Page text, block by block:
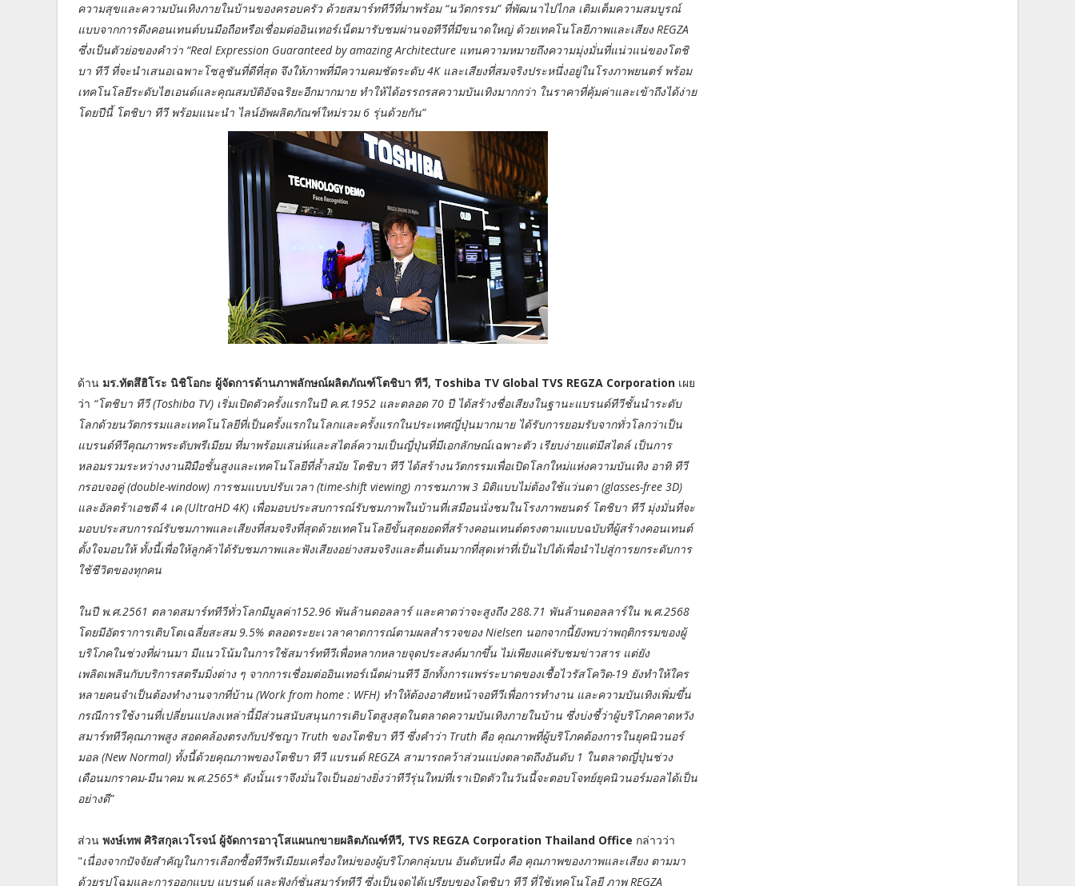
ความสุขและความบันเทิงภายในบ้านของครอบครัว ด้วยสมาร์ททีวีที่มาพร้อม “นวัตกรรม” ที่พัฒนาไปไกล เติมเต็มความสมบูรณ์
แบบจากการดึงคอนเทนต์บนมือถือหรือเชื่อมต่ออินเทอร์เน็ตมารับชมผ่านจอทีวีที่มีขนาดใหญ่ ด้วยเทคโนโลยีภาพและเสียง REGZA
ซึ่งเป็นตัวย่อของคำว่า “Real Expression Guaranteed by amazing Architecture แทนความหมายถึงความมุ่งมั่นที่แน่วแน่ของโตชิ
บา ทีวี ที่จะนำเสนอเฉพาะโซลูชันที่ดีที่สุด จึงให้ภาพที่มีความคมชัดระดับ 4K และเสียงที่สมจริงประหนึ่งอยู่ในโรงภาพยนตร์ พร้อม
เทคโนโลยีระดับไฮเอนด์และคุณสมบัติอัจฉริยะอีกมากมาย ทำให้ได้อรรถรสความบันเทิงมากกว่า ในราคาที่คุ้มค่าและเข้าถึงได้ง่าย
โดยปีนี้ โตชิบา ทีวี พร้อมแนะนำ ไลน์อัพผลิตภัณฑ์ใหม่รวม 6 รุ่นด้วยกัน”
ด้าน มร.ทัตสึฮิโระ นิชิโอกะ ผู้จัดการด้านภาพลักษณ์ผลิตภัณฑ์โตชิบา ทีวี, Toshiba TV Global TVS REGZA Corporation เผย
ว่า “โตชิบา ทีวี (Toshiba TV) เริ่มเปิดตัวครั้งแรกในปี ค.ศ.1952 และตลอด 70 ปี ได้สร้างชื่อเสียงในฐานะแบรนด์ทีวีชั้นนำระดับ
โลกด้วยนวัตกรรมและเทคโนโลยีที่เป็นครั้งแรกในโลกและครั้งแรกในประเทศญี่ปุ่นมากมาย ได้รับการยอมรับจากทั่วโลกว่าเป็น
แบรนด์ทีวีคุณภาพระดับพรีเมียม ที่มาพร้อมเสน่ห์และสไตล์ความเป็นญี่ปุ่นที่มีเอกลักษณ์เฉพาะตัว เรียบง่ายแต่มีสไตล์ เป็นการ
หลอมรวมระหว่างงานฝีมือชั้นสูงและเทคโนโลยีที่ล้ำสมัย โตชิบา ทีวี ได้สร้างนวัตกรรมเพื่อเปิดโลกใหม่แห่งความบันเทิง อาทิ ทีวี
กรอบจอคู่ (double-window) การชมแบบปรับเวลา (time-shift viewing) การชมภาพ 3 มิติแบบไม่ต้องใช้แว่นตา (glasses-free 3D)
และอัลตร้าเอชดี 4 เค (UltraHD 4K) เพื่อมอบประสบการณ์รับชมภาพในบ้านที่เสมือนนั่งชมในโรงภาพยนตร์ โตชิบา ทีวี มุ่งมั่นที่จะ
มอบประสบการณ์รับชมภาพและเสียงที่สมจริงที่สุดด้วยเทคโนโลยีขั้นสุดยอดที่สร้างคอนเทนต์ตรงตามแบบฉบับที่ผู้สร้างคอนเทนต์
ตั้งใจมอบให้ ทั้งนี้เพื่อให้ลูกค้าได้รับชมภาพและฟังเสียงอย่างสมจริงและตื่นเต้นมากที่สุดเท่าที่เป็นไปได้เพื่อนำไปสู่การยกระดับการ
ใช้ชีวิตของทุกคน
ในปี พ.ศ.2561 ตลาดสมาร์ททีวีทั่วโลกมีมูลค่า152.96 พันล้านดอลลาร์ และคาดว่าจะสูงถึง 288.71 พันล้านดอลลาร์ใน พ.ศ.2568
โดยมีอัตราการเติบโตเฉลี่ยสะสม 9.5% ตลอดระยะเวลาคาดการณ์ตามผลสำรวจของ Nielsen นอกจากนี้ยังพบว่าพฤติกรรมของผู้
บริโภคในช่วงที่ผ่านมา มีแนวโน้มในการใช้สมาร์ททีวีเพื่อหลากหลายจุดประสงค์มากขึ้น ไม่เพียงแค่รับชมข่าวสาร แต่ยัง
เพลิดเพลินกับบริการสตรีมมิ่งต่าง ๆ จากการเชื่อมต่ออินเทอร์เน็ตผ่านทีวี อีกทั้งการแพร่ระบาดของเชื้อไวรัสโควิด-19 ยังทำให้ใคร
หลายคนจำเป็นต้องทำงานจากที่บ้าน (Work from home : WFH) ทำให้ต้องอาศัยหน้าจอทีวีเพื่อการทำงาน และความบันเทิงเพิ่มขึ้น
กรณีการใช้งานที่เปลี่ยนแปลงเหล่านี้มีส่วนสนับสนุนการเติบโตสูงสุดในตลาดความบันเทิงภายในบ้าน ซึ่งบ่งชี้ว่าผู้บริโภคคาดหวัง
สมาร์ททีวีคุณภาพสูง สอดคล้องตรงกับปรัชญา Truth ของโตชิบา ทีวี ซึ่งคำว่า Truth คือ คุณภาพที่ผู้บริโภคต้องการในยุคนิวนอร์
มอล (New Normal) ทั้งนี้ด้วยคุณภาพของโตชิบา ทีวี แบรนด์ REGZA สามารถคว้าส่วนแบ่งตลาดถึงอันดับ 1 ในตลาดญี่ปุ่นช่วง
เดือนมกราคม-มีนาคม พ.ศ.2565* ดังนั้นเราจึงมั่นใจเป็นอย่างยิ่งว่าทีวีรุ่นใหม่ที่เราเปิดตัวในวันนี้จะตอบโจทย์ยุคนิวนอร์มอลได้เป็น
อย่างดี”
ส่วน พงษ์เทพ ศิริสกุลเวโรจน์ ผู้จัดการอาวุโสแผนกขายผลิตภัณฑ์ทีวี, TVS REGZA Corporation Thailand Office กล่าวว่า
"เนื่องจากปัจจัยสำคัญในการเลือกซื้อทีวีพรีเมียมเครื่องใหม่ของผู้บริโภคกลุ่มบน อันดับหนึ่ง คือ คุณภาพของภาพและเสียง ตามมา
ด้วยรูปโฉมและการออกแบบ แบรนด์ และฟังก์ชั่นสมาร์ททีวี ซึ่งเป็นจุดได้เปรียบของโตชิบา ทีวี ที่ใช้เทคโนโลยี ภาพ REGZA